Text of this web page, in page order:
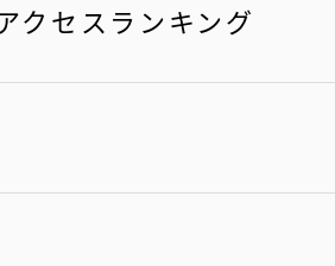
クセスランキング